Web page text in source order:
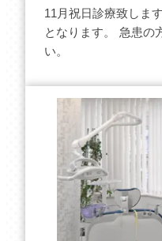
11月祝日診療致しま
となります。 急患の
い。